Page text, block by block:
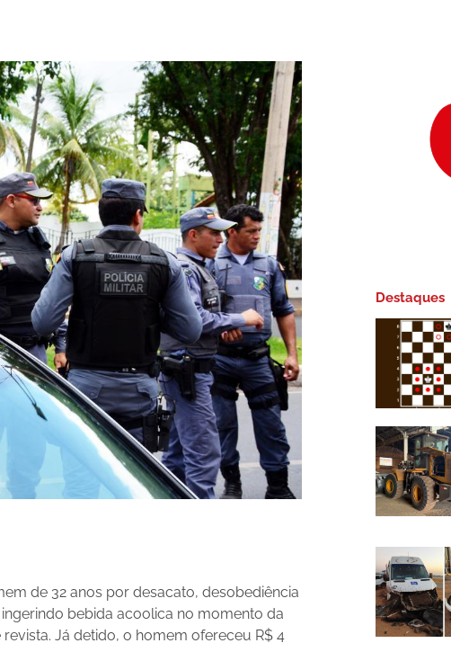
de 32 anos por desacato, desobediência
bebida acoolica no momento da
Já detido, o homem ofereceu R$ 4
Destaques